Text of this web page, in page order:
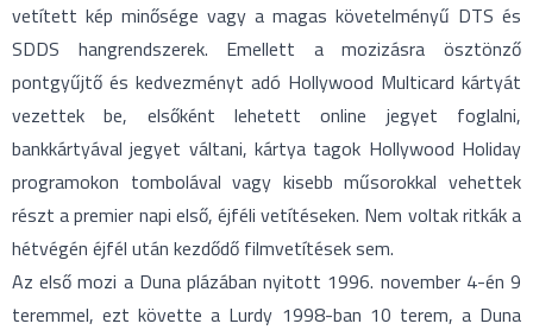
vetített kép minősége vagy a magas követelményű DTS és
SDDS hangrendszerek. Emellett a mozizásra ösztönző
pontgyűjtő és kedvezményt adó Hollywood Multicard kártyát
vezettek be, elsőként lehetett online jegyet foglalni,
bankkártyával jegyet váltani, kártya tagok Hollywood Holiday
programokon tombolával vagy kisebb műsorokkal vehettek
részt a premier napi első, éjféli vetítéseken. Nem voltak ritkák a
hétvégén éjfél után kezdődő filmvetítések sem.
Az első mozi a Duna plázában nyitott 1996. november 4-én 9
teremmel, ezt követte a Lurdy 1998-ban 10 terem, a Duna